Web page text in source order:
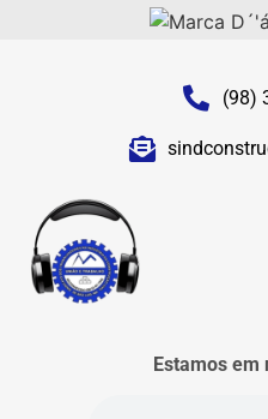
(98)
Estamos